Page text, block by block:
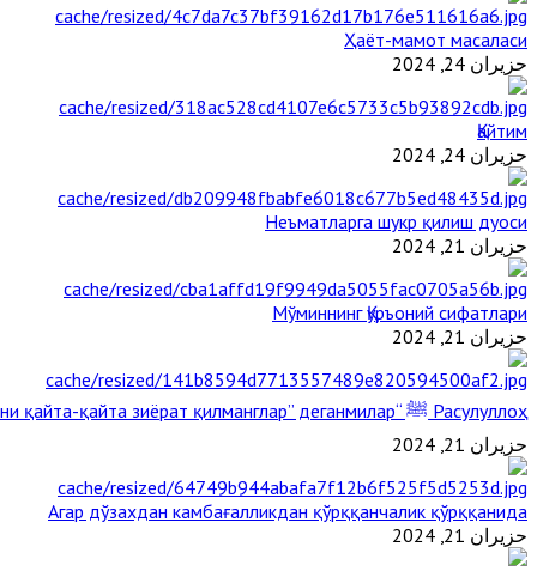
Ҳаёт-мамот масаласи
حزيران 24, 2024
Қайтим
حزيران 24, 2024
Неъматларга шукр қилиш дуоси
حزيران 21, 2024
Мўминнинг Қуръоний сифатлари
حزيران 21, 2024
Расулуллоҳ ﷺ “Қабримни қайта-қайта зиёрат қилманглар” деганмилар?
حزيران 21, 2024
Агар дўзахдан камбағалликдан қўрққанчалик қўрққанида
حزيران 21, 2024